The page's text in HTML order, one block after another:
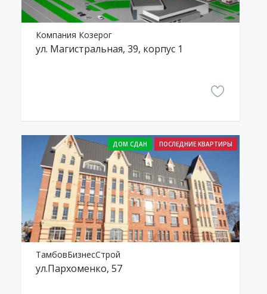
Компания Козерог
ул. Магистральная, 39, корпус 1
ТамбовБизнесСтрой
ул.Пархоменко, 57